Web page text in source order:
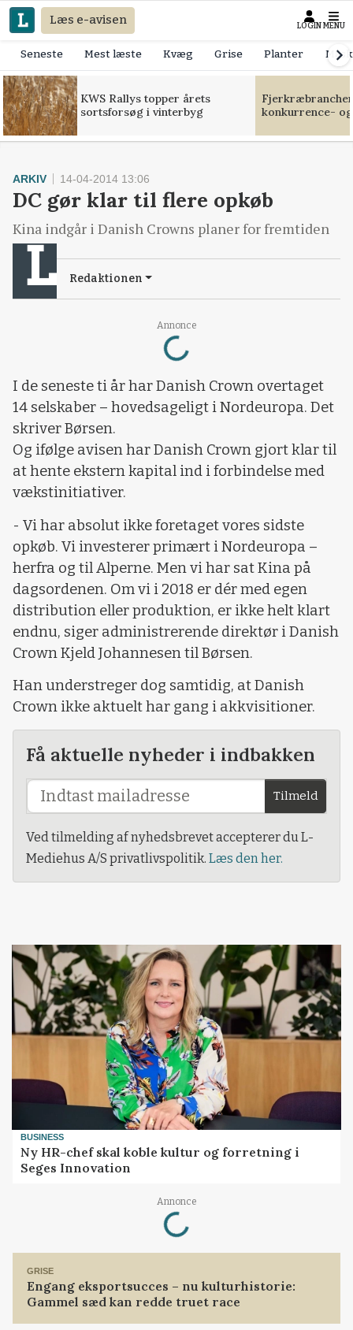
Læs e-avisen LOGIN MENU
Seneste Mest læste Kvæg Grise Planter
KWS Rallys topper årets
sortsforsøg i vinterbyg
konkurrence-
Annonce
Loading...
ARKIV 14-04-2014 13:06
DC gør klar til flere opkøb
Kina indgår i Danish Crowns planer for fremtiden
Redaktionen
I de seneste ti år har Danish Crown overtaget
14 selskaber – hovedsageligt i Nordeuropa. Det
skriver Børsen.
Og ifølge avisen har Danish Crown gjort klar til
at hente ekstern kapital ind i forbindelse med
vækstinitiativer.
- Vi har absolut ikke foretaget vores sidste
opkøb. Vi investerer primært i Nordeuropa –
herfra og til Alperne. Men vi har sat Kina på
dagsordenen. Om vi i 2018 er dér med egen
distribution eller produktion, er ikke helt klart
endnu, siger administrerende direktør i Danish
Crown Kjeld Johannesen til Børsen.
Han understreger dog samtidig, at Danish
Crown ikke aktuelt har gang i akkvisitioner.
Få aktuelle nyheder i indbakken
Tilmeld
Ved tilmelding af nyhedsbrevet accepterer du L-
Mediehus A/S privatlivspolitik. Læs den her.
BUSINESS
Ny HR-chef skal koble kultur og forretning i
Seges Innovation
Annonce
Loading...
GRISE
Engang eksportsucces – nu kulturhistorie:
Gammel sæd kan redde truet race